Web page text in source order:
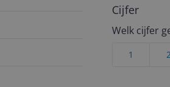
Cijfer
Welk cijfer
1